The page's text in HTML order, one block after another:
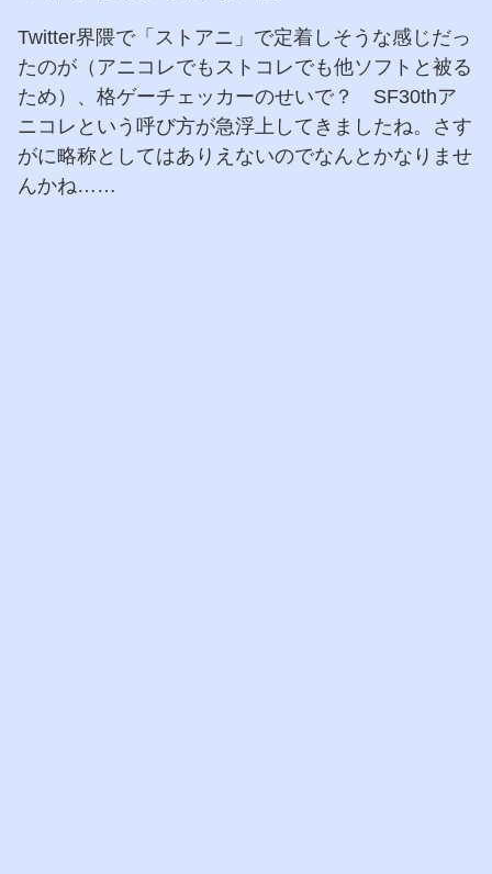
Twitter界隈で「ストアニ」で定着しそうな感じだっ
たのが（アニコレでもストコレでも他ソフトと被る
ため）、格ゲーチェッカーのせいで？ SF30thア
ニコレという呼び方が急浮上してきましたね。さす
がに略称としてはありえないのでなんとかなりませ
んかね……